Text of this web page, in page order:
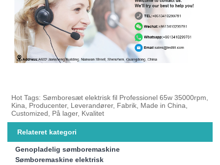
Hot Tags: Sømboresæt elektrisk fil Professionel 65w 35000rpm,
Kina, Producenter, Leverandører, Fabrik, Made in China,
Customized, På lager, Kvalitet
Relateret kategori
Genopladelig sømboremaskine
Sømboremaskine elektrisk